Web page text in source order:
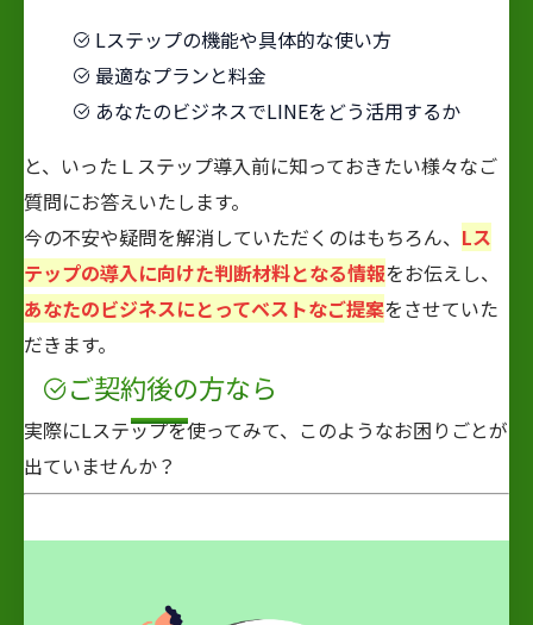
Lステップの機能や具体的な使い方
最適なプランと料金
あなたのビジネスでLINEをどう活用するか
と、いったＬステップ導入前に知っておきたい様々なご
質問にお答えいたします。
今の不安や疑問を解消していただくのはもちろん、 Lス
テップの導入に向けた判断材料となる情報をお伝えし、
あなたのビジネスにとってベストなご提案をさせていた
だきます。
ご契約後の方なら
実際にLステップを使ってみて、このようなお困りごとが
出ていませんか？